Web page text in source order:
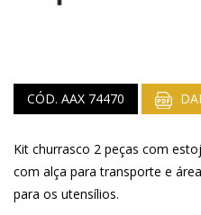
CÓD. AAX 74470
Kit churrasco 2 peças com
com alça para transporte e
para os utensílios.